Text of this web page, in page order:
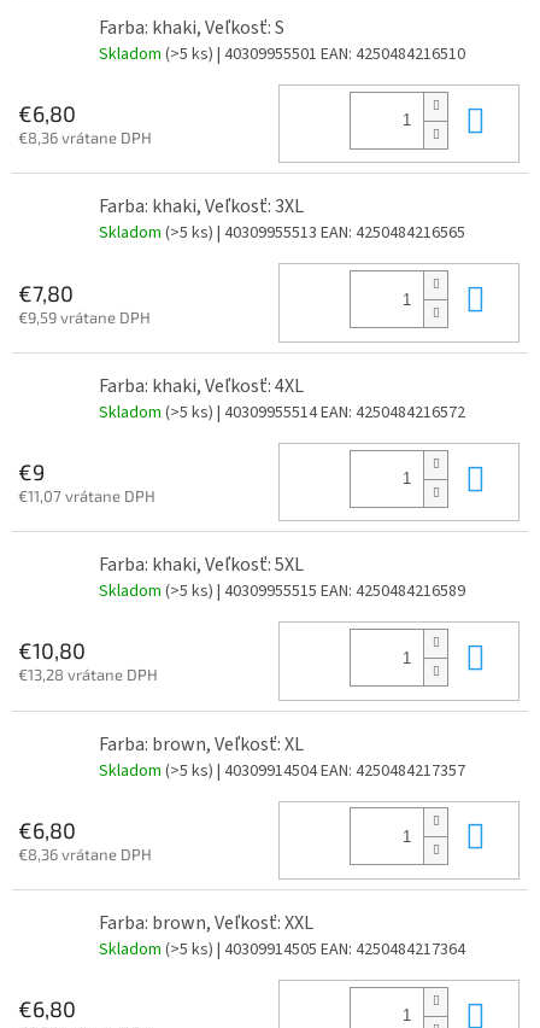
Farba: khaki, Veľkosť: S
Skladom (>5 ks) | 40309955501 EAN: 4250484216510
€6,80
€8,36 vrátane DPH
Farba: khaki, Veľkosť: 3XL
Skladom (>5 ks) | 40309955513 EAN: 4250484216565
€7,80
€9,59 vrátane DPH
Farba: khaki, Veľkosť: 4XL
Skladom (>5 ks) | 40309955514EAN: 4250484216572
€9
€11,07 vrátane DPH
Farba: khaki, Veľkosť: 5XL
Skladom (>5 ks) | 40309955515 EAN: 4250484216589
€10,80
€13,28 vrátane DPH
Farba: brown, Veľkosť: XL
Skladom (>5 ks) | 40309914504EAN: 4250484217357
€6,80
€8,36 vrátane DPH
Farba: brown, Veľkosť: XXL
Skladom (>5 ks) | 40309914505 EAN: 4250484217364
€6,80